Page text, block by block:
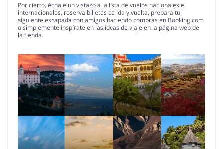
Por cierto, échale un vistazo a la lista de vuelos nacionales e
internacionales, reserva billetes de ida y vuelta, prepara tu
siguiente escapada con amigos haciendo compras en Booking.com
o simplemente inspírate en las ideas de viaje en la página web de
la tienda.